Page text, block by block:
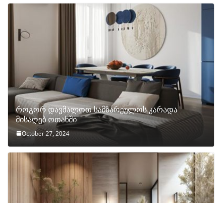
როგორ დავმალოთ სამზარეულოს კარადა
მისაღებ ოთახში
October 27, 2024